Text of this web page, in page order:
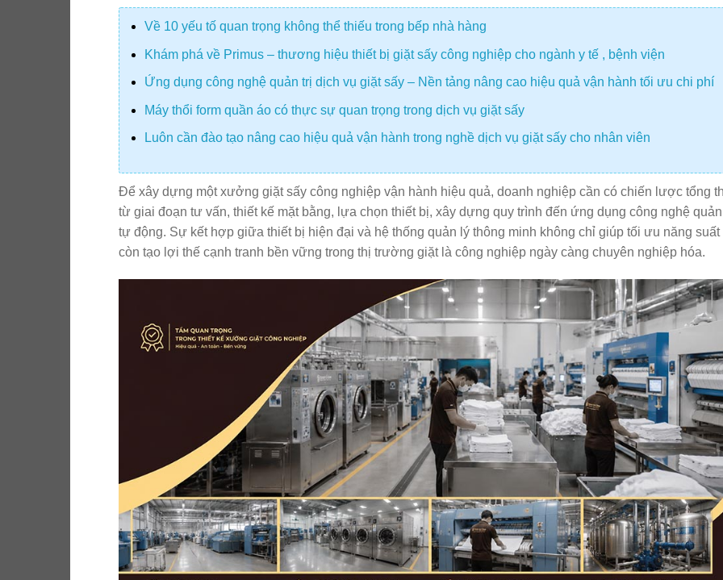
Về 10 yếu tố quan trọng không thể thiếu trong bếp nhà hàng
Khám phá về Primus – thương hiệu thiết bị giặt sấy công nghiệp cho ngành y tế , bệnh viện
Ứng dụng công nghệ quản trị dịch vụ giặt sấy – Nền tảng nâng cao hiệu quả vận hành tối ưu chi phí
Máy thổi form quần áo có thực sự quan trọng trong dịch vụ giặt sấy
Luôn cần đào tạo nâng cao hiệu quả vận hành trong nghề dịch vụ giặt sấy cho nhân viên
Để xây dựng một xưởng giặt sấy công nghiệp vận hành hiệu quả, doanh nghiệp cần có chiến lược tổng
từ giai đoạn tư vấn, thiết kế mặt bằng, lựa chọn thiết bị, xây dựng quy trình đến ứng dụng công nghệ
tự động. Sự kết hợp giữa thiết bị hiện đại và hệ thống quản lý thông minh không chỉ giúp tối ưu năng suất
còn tạo lợi thế cạnh tranh bền vững trong thị trường giặt là công nghiệp ngày càng chuyên nghiệp hóa.